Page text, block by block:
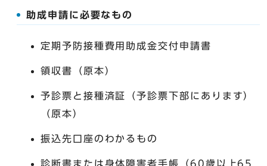
助成申請に必要なもの
定期予防接種費用助成金交付申請書
領収書（原本）
予診票と接種済証（予診票下部にあります）
（原本）
振込先口座のわかるもの
診断書または身体障害者手帳（60歳以上65